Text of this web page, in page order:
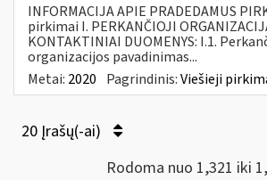
INFORMACIJA APIE PRADEDAMUS
pirkimai I. PERKANČIOJI
KONTAKTINIAI DUOMENYS: I.1.
organizacijos pavadinimas...
Metai: 2020 Pagrindinis:Viešieji
20 Įrašų(-ai)
Rodoma nuo 1,321 iki